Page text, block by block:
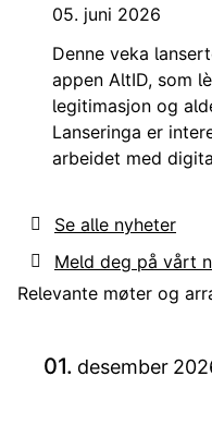
05. juni 2026
Denne veka
appen AltID, som
legitimasjon og
Lanseringa er
arbeidet med
Se alle nyheter
Meld deg på vårt
Relevante møter og
01. desember